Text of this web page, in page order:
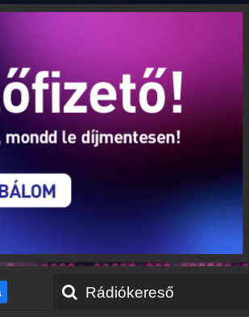
Rádiókereső